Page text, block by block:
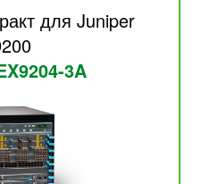
для Juniper
3A